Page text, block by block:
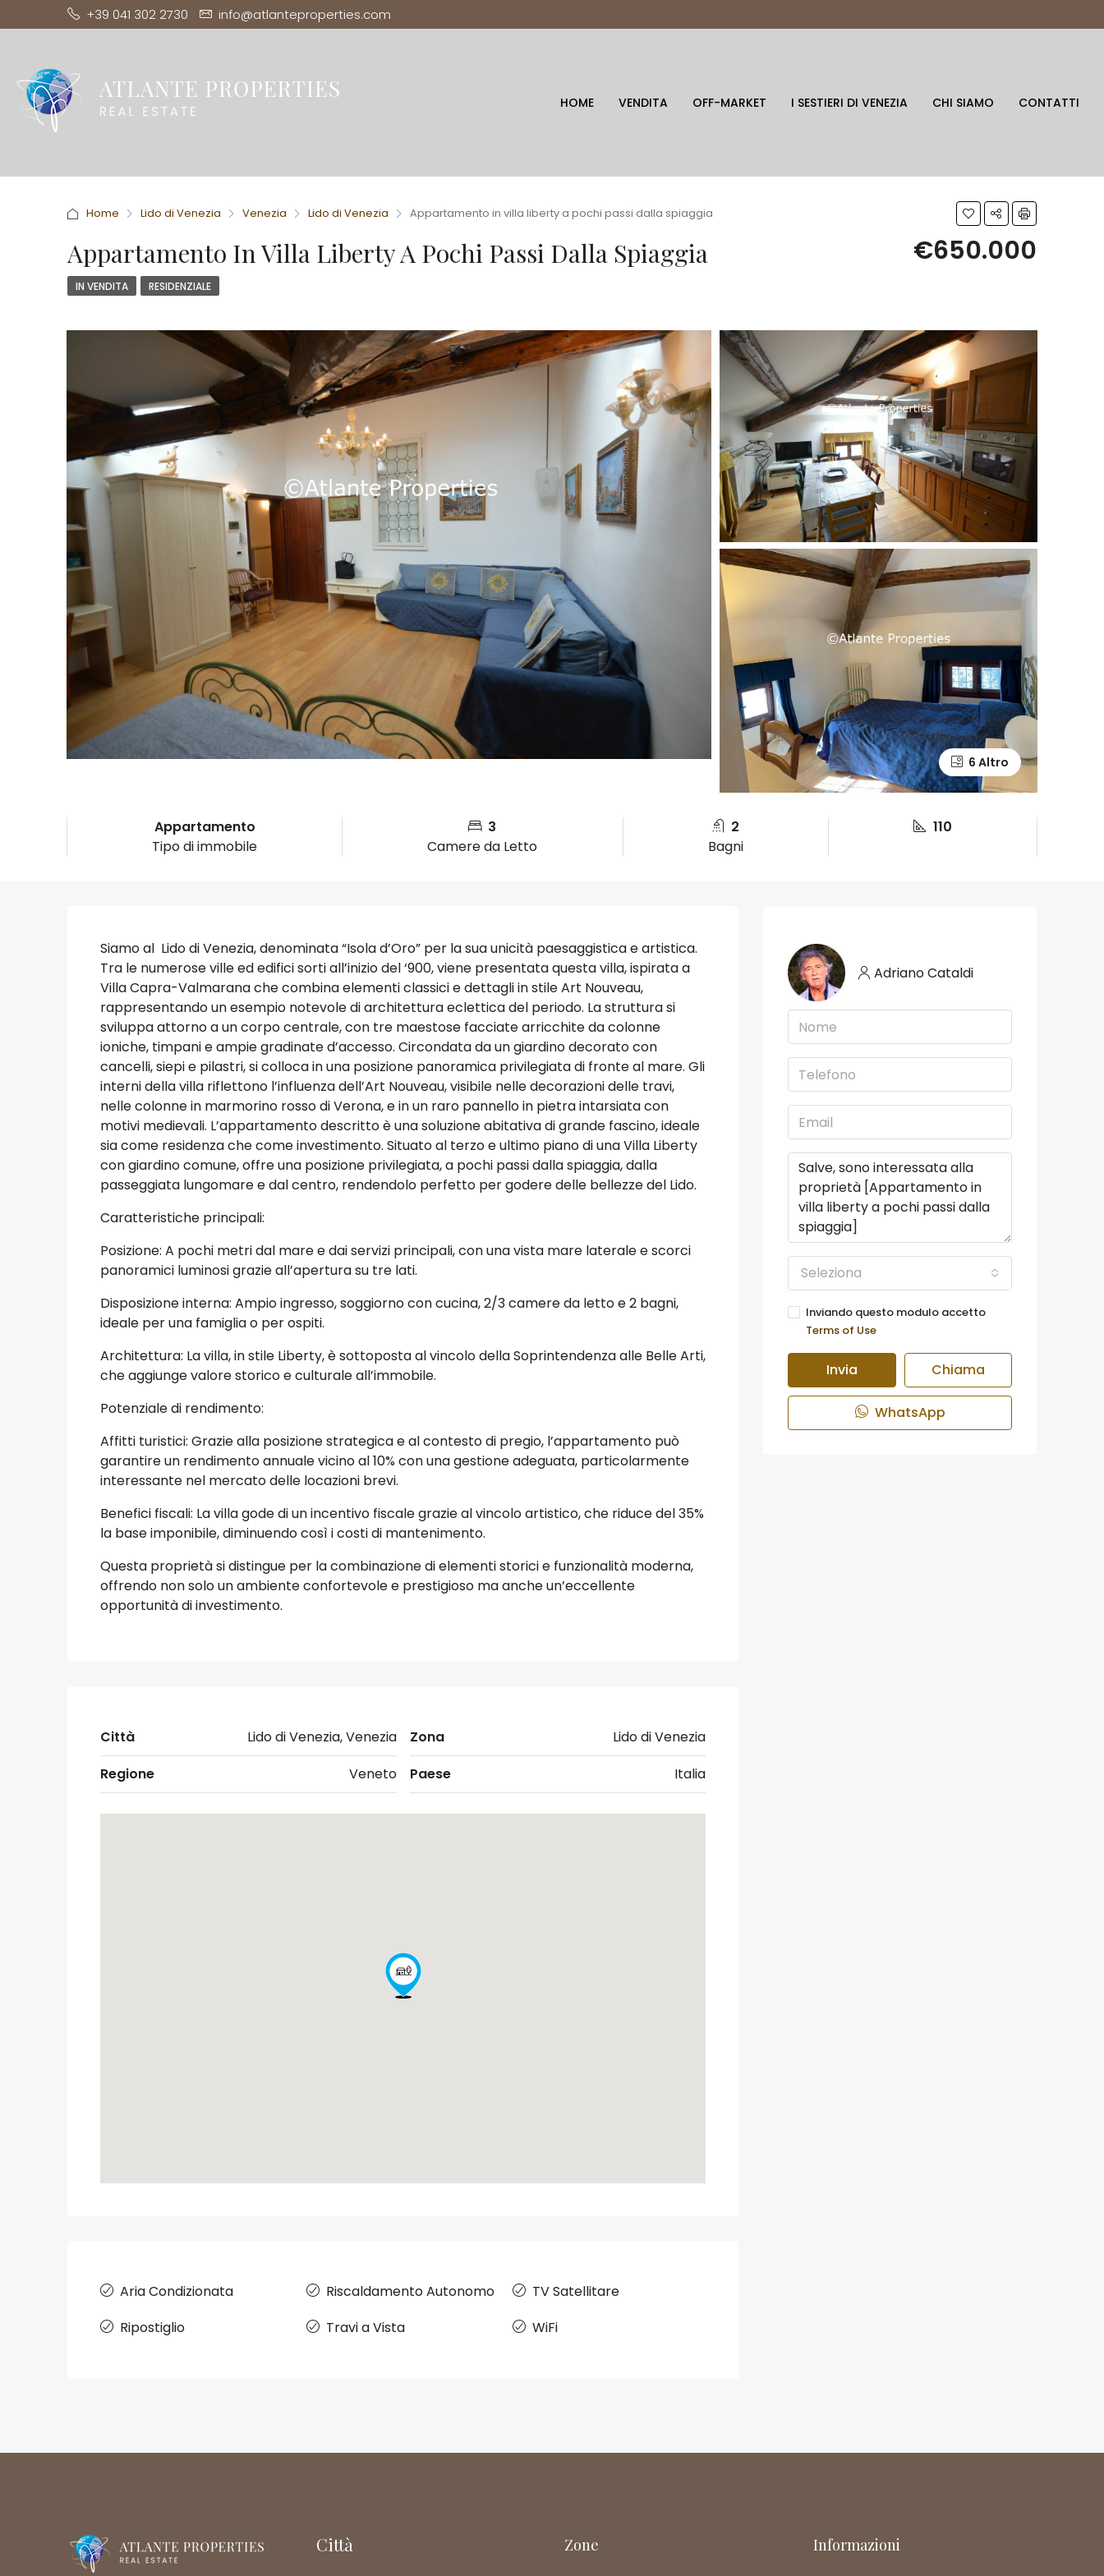
+39 041 302 2730 info@atlanteproperties.com
HOME VENDITA OFF-MARKET I SESTIERI DI VENEZIA CHI SIAMO CONTATTI
Home Lido di Venezia Venezia Lido di Venezia Appartamento in villa liberty a pochi passi dalla spiaggia
Appartamento In Villa Liberty A Pochi Passi Dalla Spiaggia €650.000
IN VENDITA RESIDENZIALE
6 Altro
Appartamento
Tipo di immobile
3
Camere da Letto
2
Bagni
110
Siamo al Lido di Venezia, denominata “Isola d’Oro” per la sua unicità paesaggistica e artistica.
Tra le numerose ville ed edifici sorti all’inizio del ‘900, viene presentata questa villa, ispirata a
Villa Capra-Valmarana che combina elementi classici e dettagli in stile Art Nouveau,
rappresentando un esempio notevole di architettura eclettica del periodo. La struttura si
sviluppa attorno a un corpo centrale, con tre maestose facciate arricchite da colonne
ioniche, timpani e ampie gradinate d’accesso. Circondata da un giardino decorato con
cancelli, siepi e pilastri, si colloca in una posizione panoramica privilegiata di fronte al mare. Gli
interni della villa riflettono l’influenza dell’Art Nouveau, visibile nelle decorazioni delle travi,
nelle colonne in marmorino rosso di Verona, e in un raro pannello in pietra intarsiata con
motivi medievali. L’appartamento descritto è una soluzione abitativa di grande fascino, ideale
sia come residenza che come investimento. Situato al terzo e ultimo piano di una Villa Liberty
con giardino comune, offre una posizione privilegiata, a pochi passi dalla spiaggia, dalla
passeggiata lungomare e dal centro, rendendolo perfetto per godere delle bellezze del Lido.
Caratteristiche principali:
Posizione: A pochi metri dal mare e dai servizi principali, con una vista mare laterale e scorci
panoramici luminosi grazie all’apertura su tre lati.
Disposizione interna: Ampio ingresso, soggiorno con cucina, 2/3 camere da letto e 2 bagni,
ideale per una famiglia o per ospiti.
Architettura: La villa, in stile Liberty, è sottoposta al vincolo della Soprintendenza alle Belle Arti,
che aggiunge valore storico e culturale all’immobile.
Potenziale di rendimento:
Affitti turistici: Grazie alla posizione strategica e al contesto di pregio, l’appartamento può
garantire un rendimento annuale vicino al 10% con una gestione adeguata, particolarmente
interessante nel mercato delle locazioni brevi.
Benefici fiscali: La villa gode di un incentivo fiscale grazie al vincolo artistico, che riduce del 35%
la base imponibile, diminuendo così i costi di mantenimento.
Questa proprietà si distingue per la combinazione di elementi storici e funzionalità moderna,
offrendo non solo un ambiente confortevole e prestigioso ma anche un’eccellente
opportunità di investimento.
Città
Lido di Venezia, Venezia
Regione
Veneto
Zona
Lido di Venezia
Paese
Italia
Aria Condizionata
Ripostiglio
Riscaldamento Autonomo
Travi a Vista
TV Satellitare
WiFi
Adriano Cataldi
Seleziona
Inviando questo modulo accetto
Terms of Use
Invia Chiama
WhatsApp
Città Zone Informazioni